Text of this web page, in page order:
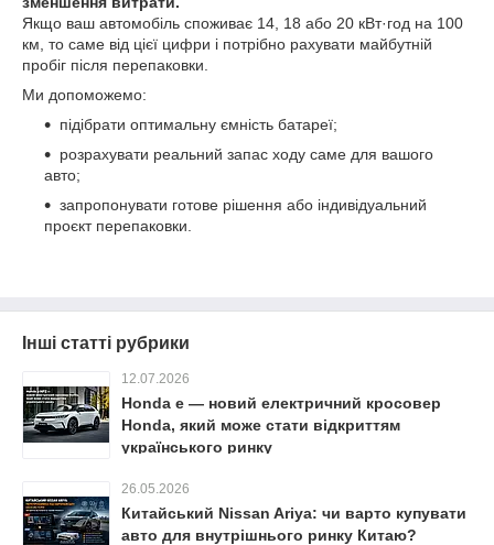
Якщо ваш автомобіль споживає 14, 18 або 20 кВт·год на 100
км, то саме від цієї цифри і потрібно рахувати майбутній
пробіг після перепаковки.
Ми допоможемо:
підібрати оптимальну ємність батареї;
розрахувати реальний запас ходу саме для вашого
авто;
запропонувати готове рішення або індивідуальний
проєкт перепаковки.
Інші статті рубрики
12.07.2026
Honda e — новий електричний кросовер
Honda, який може стати відкриттям
українського ринку
26.05.2026
Китайський Nissan Ariya: чи варто купувати
авто для внутрішнього ринку Китаю?